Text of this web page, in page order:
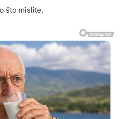
što mislite.